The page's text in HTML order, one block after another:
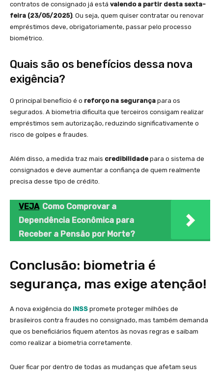
contratos de consignado já está valendo a partir desta sexta-
feira (23/05/2025). Ou seja, quem quiser contratar ou renovar
empréstimos deve, obrigatoriamente, passar pelo processo
biométrico.
Quais são os benefícios dessa nova
exigência?
O principal benefício é o reforço na segurança para os
segurados. A biometria dificulta que terceiros consigam realizar
empréstimos sem autorização, reduzindo significativamente o
risco de golpes e fraudes.
Além disso, a medida traz mais credibilidade para o sistema de
consignados e deve aumentar a confiança de quem realmente
precisa desse tipo de crédito.
VEJA Como Comprovar a
Dependência Econômica para
Receber a Pensão por Morte?
Conclusão: biometria é
segurança, mas exige atenção!
A nova exigência do INSS promete proteger milhões de
brasileiros contra fraudes no consignado, mas também demanda
que os beneficiários fiquem atentos às novas regras e saibam
como realizar a biometria corretamente.
Quer ficar por dentro de todas as mudanças que afetam seus